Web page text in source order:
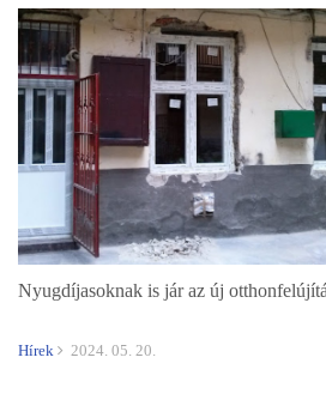
Nyugdíjasoknak is jár az új
Hírek 2024. 05. 20.